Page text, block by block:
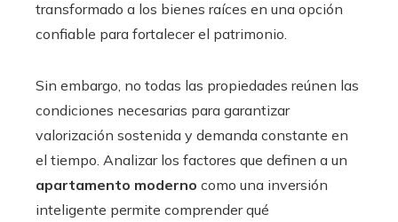
transformado a los bienes raíces en una opción
confiable para fortalecer el patrimonio.
Sin embargo, no todas las propiedades reúnen las
condiciones necesarias para garantizar
valorización sostenida y demanda constante en
el tiempo. Analizar los factores que definen a un
apartamento moderno como una inversión
inteligente permite comprender qué